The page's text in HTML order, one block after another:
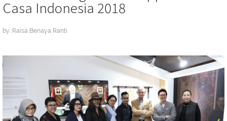
Casa Indonesia 2018
by: Raisa Benaya Ranti